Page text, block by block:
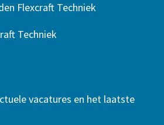
Flexcraft Techniek
Techniek
vacatures en het laatste